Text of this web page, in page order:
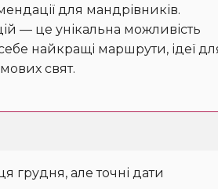
для мандрівників.
— це унікальна можливість
найкращі маршрути, ідеї
свят.
грудня, але точні дати